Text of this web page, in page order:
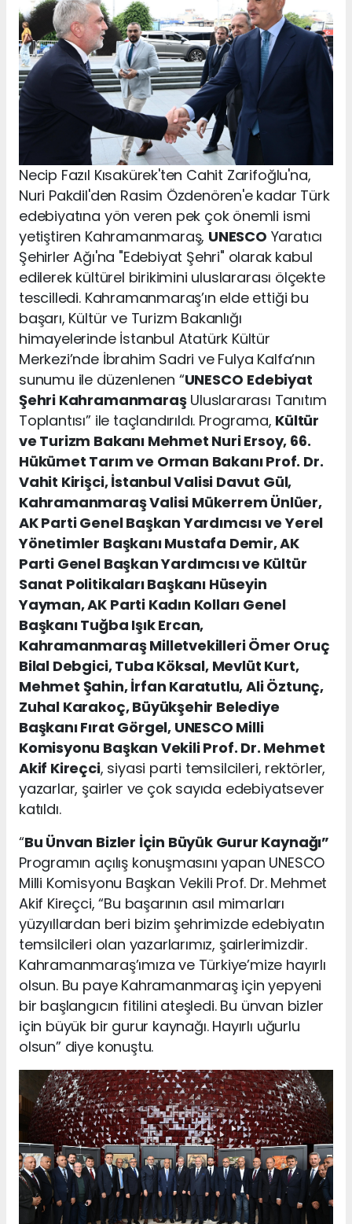
Necip Fazıl Kısakürek'ten Cahit Zarifoğlu'na,
Nuri Pakdil'den Rasim Özdenören'e kadar Türk
edebiyatına yön veren pek çok önemli ismi
yetiştiren Kahramanmaraş, UNESCO Yaratıcı
Şehirler Ağı'na "Edebiyat Şehri" olarak kabul
edilerek kültürel birikimini uluslararası ölçekte
tescilledi. Kahramanmaraş’ın elde ettiği bu
başarı, Kültür ve Turizm Bakanlığı
himayelerinde İstanbul Atatürk Kültür
Merkezi’nde İbrahim Sadri ve Fulya Kalfa’nın
sunumu ile düzenlenen “UNESCO Edebiyat
Şehri KahramanmaraşUluslararası Tanıtım
Toplantısı” ile taçlandırıldı. Programa, Kültür
ve Turizm Bakanı Mehmet Nuri Ersoy, 66.
Hükümet Tarım ve Orman Bakanı Prof. Dr.
Vahit Kirişci, İstanbul Valisi Davut Gül,
Kahramanmaraş Valisi Mükerrem Ünlüer,
AK Parti Genel Başkan Yardımcısı ve Yerel
Yönetimler Başkanı Mustafa Demir, AK
Parti Genel Başkan Yardımcısı ve Kültür
Sanat Politikaları Başkanı Hüseyin
Yayman, AK Parti Kadın Kolları Genel
Başkanı Tuğba Işık Ercan,
Kahramanmaraş Milletvekilleri Ömer Oruç
Bilal Debgici, Tuba Köksal, Mevlüt Kurt,
Mehmet Şahin, İrfan Karatutlu, Ali Öztunç,
Zuhal Karakoç, Büyükşehir Belediye
Başkanı Fırat Görgel, UNESCO Milli
Komisyonu Başkan Vekili Prof. Dr. Mehmet
Akif Kireçci, siyasi parti temsilcileri, rektörler,
yazarlar, şairler ve çok sayıda edebiyatsever
katıldı.
“Bu Ünvan Bizler İçin Büyük Gurur Kaynağı”
Programın açılış konuşmasını yapan UNESCO
Milli Komisyonu Başkan Vekili Prof. Dr. Mehmet
Akif Kireçci, “Bu başarının asıl mimarları
yüzyıllardan beri bizim şehrimizde edebiyatın
temsilcileri olan yazarlarımız, şairlerimizdir.
Kahramanmaraş’ımıza ve Türkiye’mize hayırlı
olsun. Bu paye Kahramanmaraş için yepyeni
bir başlangıcın fitilini ateşledi. Bu ünvan bizler
için büyük bir gurur kaynağı. Hayırlı uğurlu
olsun” diye konuştu.